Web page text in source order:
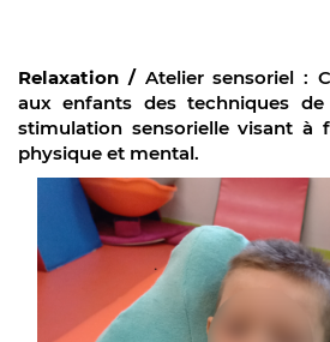
Relaxation / Atelier sensoriel :
aux enfants des techniques
stimulation sensorielle visant à
physique et mental.